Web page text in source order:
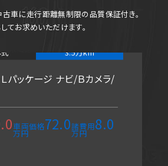
古車に走行距離無制限の品質保証付き。
てお求めいただけます。
3.5万km
パッケージ ナビ/Ｂカメラ/
車両価格72.0
万円
諸費用8.0
万円